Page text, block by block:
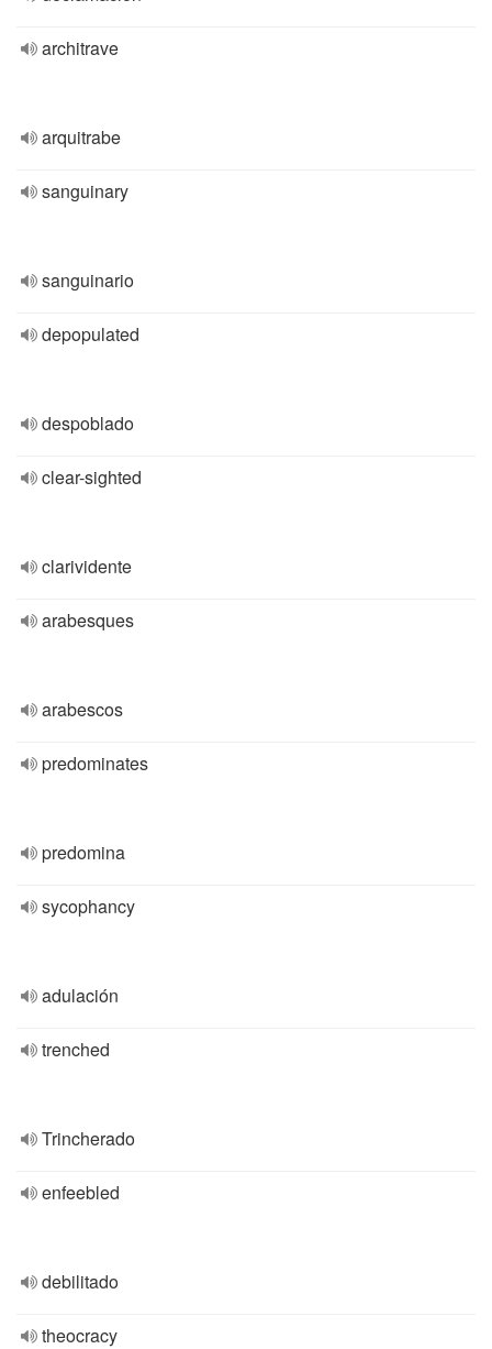
architrave
arquitrabe
sanguinary
sanguinario
depopulated
despoblado
clear-sighted
clarividente
arabesques
arabescos
predominates
predomina
sycophancy
adulación
trenched
Trincherado
enfeebled
debilitado
theocracy